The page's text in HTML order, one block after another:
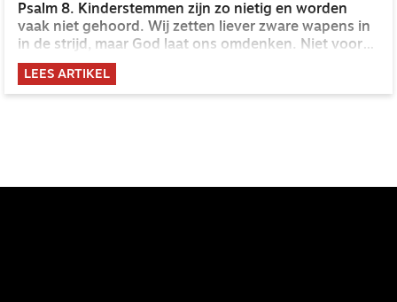
Psalm 8. Kinderstemmen zijn zo nietig en worden
vaak niet gehoord. Wij zetten liever zware wapens in
in de strijd, maar God laat ons omdenken. Niet voor
het eerst geeft Hij verwondering door een kind.
LEES ARTIKEL